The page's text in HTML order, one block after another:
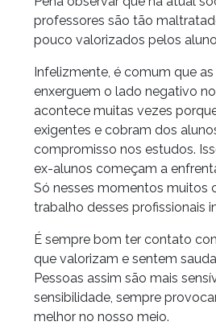
professores são tão
pouco valorizados pelos
Infelizmente, é comum que
enxerguem o lado negativo
acontece muitas vezes
exigentes e cobram dos
compromisso nos estudos.
ex-alunos começam a
Só nesses momentos muitos
trabalho desses profissionais
É sempre bom ter contato
que valorizam e sentem
Pessoas assim são mais
sensibilidade, sempre
melhor no nosso meio.